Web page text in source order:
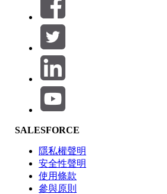
篩選器 (0)
選取篩選
產品區域
功能影響
SALESFORCE
隱私權聲明
安全性聲明
使用條款
參與原則